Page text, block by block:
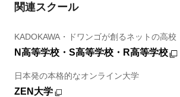
関連スクール
KADOKAWA・ドワンゴが創るネットの高校
N高等学校・S高等学校・R高等学校
日本発の本格的なオンライン大学
ZEN大学